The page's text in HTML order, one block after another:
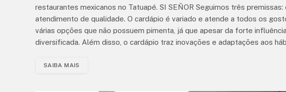
restaurantes mexicanos no Tatuapé. SI SEÑOR Seguimos três
atendimento de qualidade. O cardápio é variado e atende a todos os
várias opções que não possuem pimenta, já que apesar da forte
diversificada. Além disso, o cardápio traz inovações e adaptações aos
SAIBA MAIS